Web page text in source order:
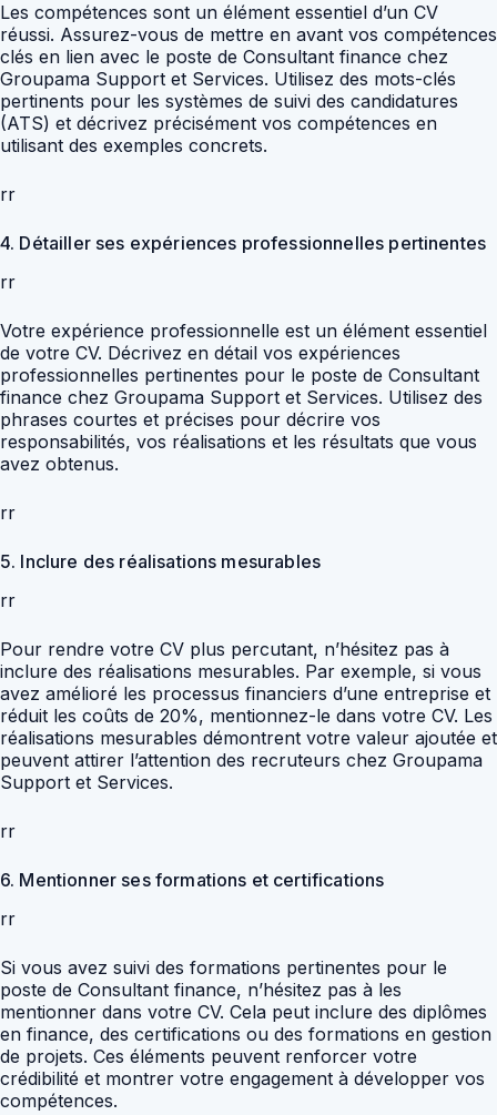
Les compétences sont un élément essentiel d’un CV
réussi. Assurez-vous de mettre en avant vos compétences
clés en lien avec le poste de Consultant finance chez
Groupama Support et Services. Utilisez des mots-clés
pertinents pour les systèmes de suivi des candidatures
(ATS) et décrivez précisément vos compétences en
utilisant des exemples concrets.
rr
4. Détailler ses expériences professionnelles pertinentes
rr
Votre expérience professionnelle est un élément essentiel
de votre CV. Décrivez en détail vos expériences
professionnelles pertinentes pour le poste de Consultant
finance chez Groupama Support et Services. Utilisez des
phrases courtes et précises pour décrire vos
responsabilités, vos réalisations et les résultats que vous
avez obtenus.
rr
5. Inclure des réalisations mesurables
rr
Pour rendre votre CV plus percutant, n’hésitez pas à
inclure des réalisations mesurables. Par exemple, si vous
avez amélioré les processus financiers d’une entreprise et
réduit les coûts de 20%, mentionnez-le dans votre CV. Les
réalisations mesurables démontrent votre valeur ajoutée et
peuvent attirer l’attention des recruteurs chez Groupama
Support et Services.
rr
6. Mentionner ses formations et certifications
rr
Si vous avez suivi des formations pertinentes pour le
poste de Consultant finance, n’hésitez pas à les
mentionner dans votre CV. Cela peut inclure des diplômes
en finance, des certifications ou des formations en gestion
de projets. Ces éléments peuvent renforcer votre
crédibilité et montrer votre engagement à développer vos
compétences.